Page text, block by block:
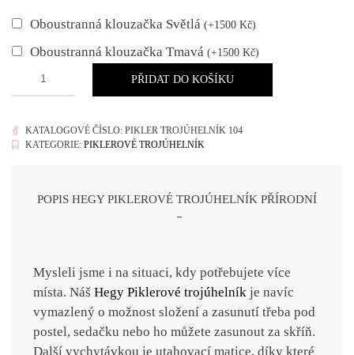
Oboustranná klouzačka Světlá (+1500 Kč)
Oboustranná klouzačka Tmavá (+1500 Kč)
PŘIDAT DO KOŠÍKU
KATALOGOVÉ ČÍSLO: PIKLER TROJÚHELNÍK 104
KATEGORIE: PIKLEROVÉ TROJÚHELNÍK
POPIS HEGY PIKLEROVÉ TROJÚHELNÍK PŘÍRODNÍ
Mysleli jsme i na situaci, kdy potřebujete více
místa. Náš Hegy Piklerové trojúhelník je navíc
vymazlený o možnost složení a zasunutí třeba pod
postel, sedačku nebo ho můžete zasunout za skříň.
Další vychytávkou je utahovací matice, díky které